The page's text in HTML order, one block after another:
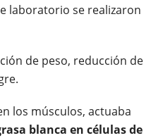
laboratorio se realizaron
de peso, reducción de
los músculos, actuaba
blanca en células de